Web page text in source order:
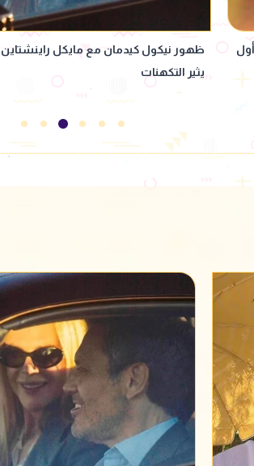
100 ألف جنيه.. إيرادات مسرحية غرام في
الكرنك بالإسكندرية